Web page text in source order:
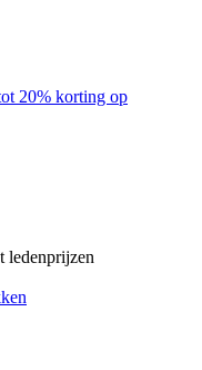
20% korting op
ledenprijzen